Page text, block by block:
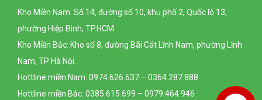
Kho Miền Nam: Số 14, đường số 10, khu phố 2, Quốc lộ 13,
phường Hiệp Bình, TP.HCM.
Kho Miền Bắc: Kho số 8, đường Bãi Cát Lĩnh Nam, phường Lĩnh
Nam, TP Hà Nội.
Hottline miền Nam: 0974.626.637 – 0364.287.888
Hottline miền Bắc: 0385.615.699 – 0979.464.946